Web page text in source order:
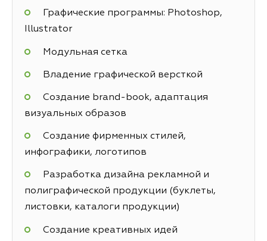
Графические программы: Photoshop,
Illustrator
Модульная сетка
Владение графической версткой
Создание brand-book, адаптация
визуальных образов
Создание фирменных стилей,
инфографики, логотипов
Разработка дизайна рекламной и
полиграфической продукции (буклеты,
листовки, каталоги продукции)
Создание креативных идей